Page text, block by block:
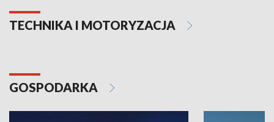
TECHNIKA I MOTORYZACJA
GOSPODARKA